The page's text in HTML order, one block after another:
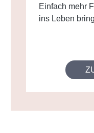
Einfach mehr
ins Leben